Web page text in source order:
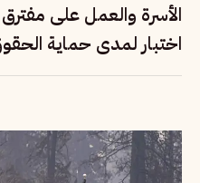
الأسرة والعمل على
اختبار لمدى حماية